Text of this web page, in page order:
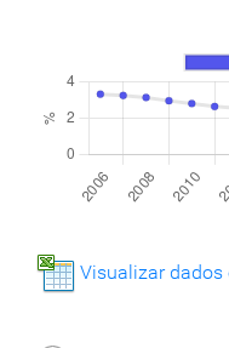
Visualizar dados